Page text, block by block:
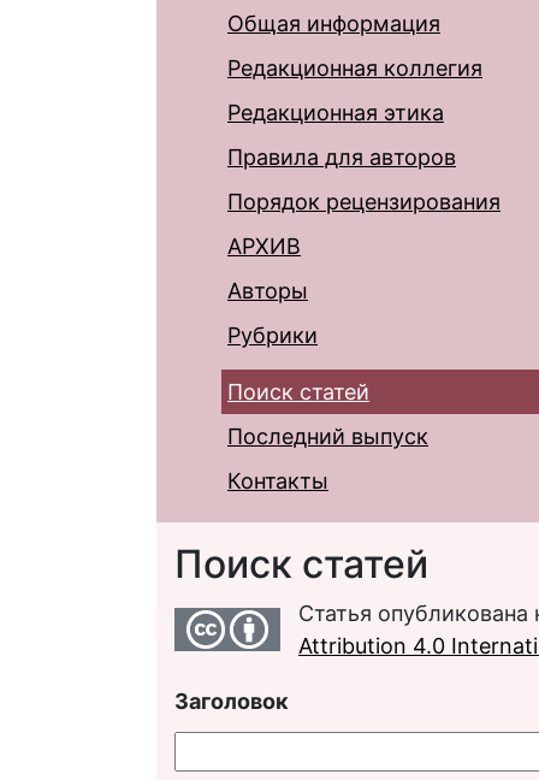
Общая информация
Редакционная коллегия
Редакционная этика
Правила для авторов
Порядок рецензирования
АРХИВ
Авторы
Рубрики
Поиск статей
Последний выпуск
Контакты
Поиск статей
Статья
Attribution 4.0
Заголовок